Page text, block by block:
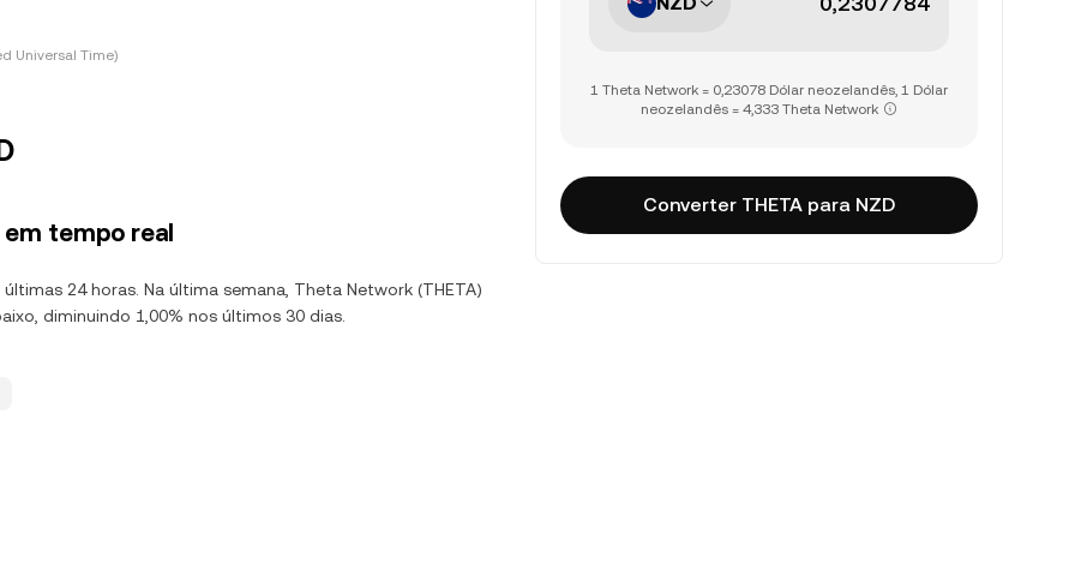
Universal Time)
em tempo real
24 horas. Na última semana, Theta Network (THETA)
diminuindo 1,00% nos últimos 30 dias.
1 Theta Network = 0,23078 Dólar neozelandês, 1 Dólar
neozelandês = 4,333 Theta Network
Converter THETA para NZD